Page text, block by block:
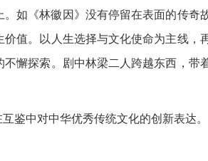
如《林徽因》没有停留在表面的传奇
值。以人生选择与文化使命为主线，
懈探索。剧中林梁二人跨越东西，带
中对中华优秀传统文化的创新表达。